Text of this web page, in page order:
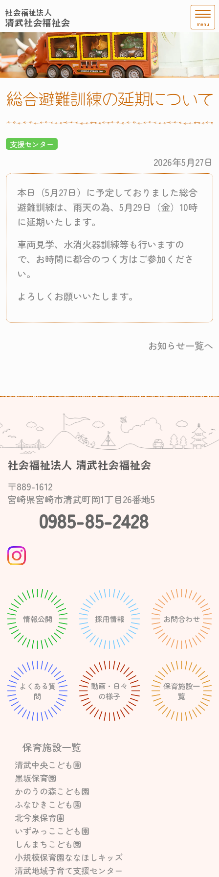
社会福祉法人
清武社会福祉会
総合避難訓練の延期について
支援センター
2026年5月27日
本日（5月27日）に予定しておりました総合
避難訓練は、雨天の為、5月29日（金）10時
に延期いたします。
車両見学、水消火器訓練等も行いますの
で、お時間に都合のつく方はご参加くださ
い。
よろしくお願いいたします。
お知らせ一覧へ
menu
社会福祉法人 清武社会福祉会
〒889-1612
宮崎県宮崎市清武町岡1丁目26番地5
0985-85-2428
保育施設一覧
清武中央こども園
黒坂保育園
かのうの森こども園
ふなひきこども園
北今泉保育園
いずみっここども園
しんまちこども園
小規模保育園ななほしキッズ
清武地域子育て支援センター
情報公開 採用情報 お問合わせ
よくある質
問
動画・日々
の様子
保育施設一
覧